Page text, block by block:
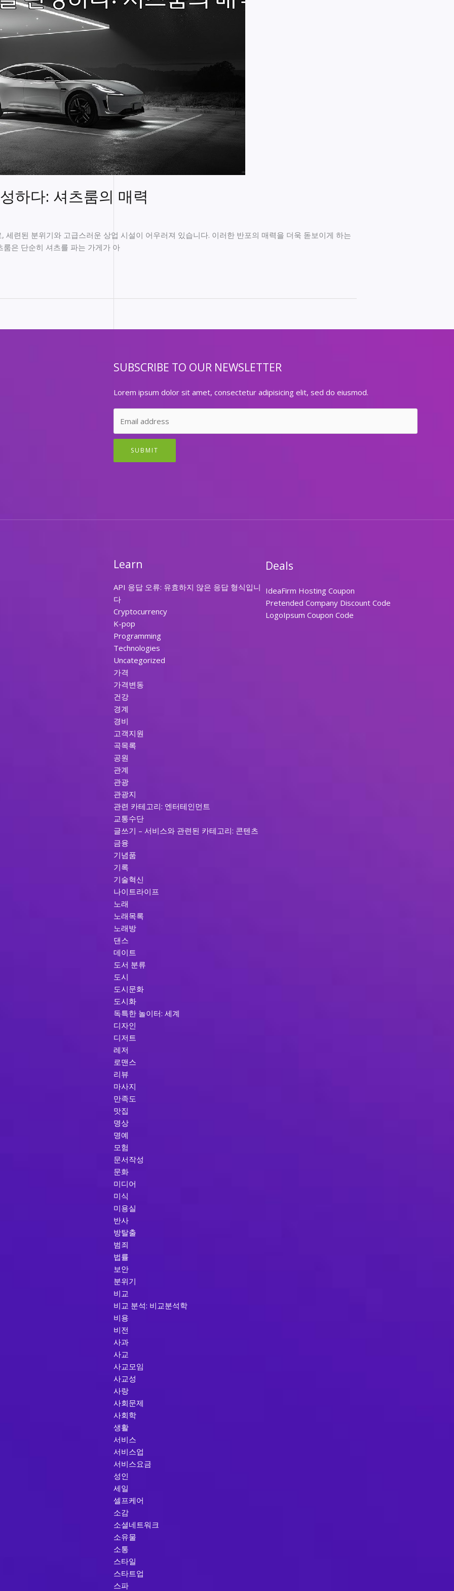
하다: 셔츠룸의 매력
세련된 분위기와 고급스러운 상업 시설이 어우러져 있습니다. 이러한 반포의 매력을 더욱 돋보이게 하는
은 단순히 셔츠를 파는 가게가 아
SUBSCRIBE TO OUR NEWSLETTER
Lorem ipsum dolor sit amet, consectetur adipisicing elit, sed do eiusmod.
SUBMIT
Learn
API 응답 오류: 유효하지 않은 응답 형식입니
다
Cryptocurrency
K-pop
Programming
Technologies
Uncategorized
가격
가격변동
건강
경계
경비
고객지원
곡목록
공원
관계
관광
관광지
관련 카테고리: 엔터테인먼트
교통수단
글쓰기 – 서비스와 관련된 카테고리: 콘텐츠
금융
기념품
기록
기술혁신
나이트라이프
노래
노래목록
노래방
댄스
데이트
도서 분류
도시
도시문화
도시화
독특한 놀이터: 세계
디자인
디저트
레저
로맨스
리뷰
마사지
만족도
맛집
명상
명예
모험
문서작성
문화
미디어
미식
미용실
반사
방탈출
범죄
법률
보안
분위기
비교
비교 분석: 비교분석학
비용
비전
사과
사교
사교모임
사교성
사랑
사회문제
사회학
생활
서비스
서비스업
서비스요금
성인
세일
셀프케어
소감
소셜네트워크
소유물
소통
스타일
스타트업
스파
Deals
IdeaFirm Hosting Coupon
Pretended Company Discount Code
LogoIpsum Coupon Code